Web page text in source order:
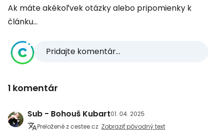
Ak máte akékoľvek otázky alebo pripomienky k
článku...
Pridajte komentár...
1 komentár
Sub - Bohouš Kubart01. 04. 2025
Preložené z cestee.cz Zobraziť pôvodný text